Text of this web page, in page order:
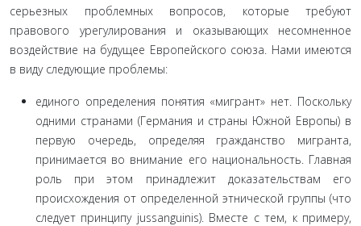
серьезных проблемных вопросов, которые требуют
правового урегулиро­вания и оказывающих несомненное
воздействие на будущее Ев­ропейского союза. Нами имеются
в виду следующие проблемы:
единого определения понятия «мигрант» нет. Поскольку
одними странами (Германия и страны Южной Европы) в
пер­вую очередь, определяя гражданство мигранта,
принимается во внимание его национальность. Главная
роль при этом при­надлежит доказательствам его
происхождения от определен­ной этнической группы (что
следует принципу jussanguinis). Вместе с тем, к примеру,